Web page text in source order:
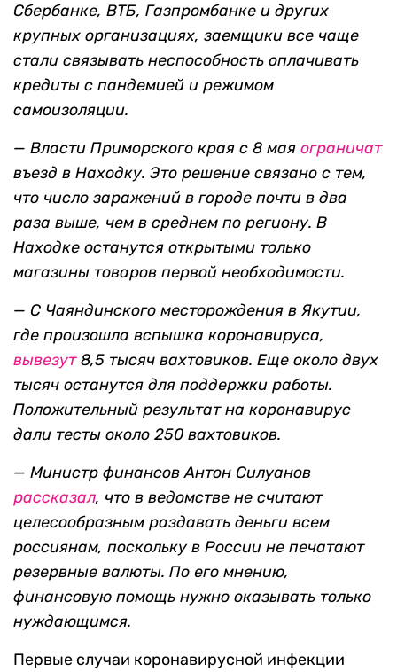
Сбербанке, ВТБ, Газпромбанке и других
крупных организациях, заемщики все чаще
стали связывать неспособность оплачивать
кредиты с пандемией и режимом
самоизоляции.
— Власти Приморского края с 8 мая ограничат
въезд в Находку. Это решение связано с тем,
что число заражений в городе почти в два
раза выше, чем в среднем по региону. В
Находке останутся открытыми только
магазины товаров первой необходимости.
— С Чаяндинского месторождения в Якутии,
где произошла вспышка коронавируса,
вывезут8,5 тысяч вахтовиков. Еще около двух
тысяч останутся для поддержки работы.
Положительный результат на коронавирус
дали тесты около 250 вахтовиков.
— Министр финансов Антон Силуанов
рассказал, что в ведомстве не считают
целесообразным раздавать деньги всем
россиянам, поскольку в России не печатают
резервные валюты. По его мнению,
финансовую помощь нужно оказывать только
нуждающимся.
Первые случаи коронавирусной инфекции